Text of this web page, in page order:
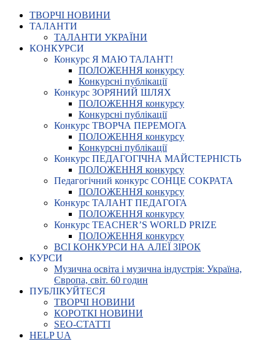
ТВОРЧІ НОВИНИ
ТАЛАНТИ
ТАЛАНТИ УКРАЇНИ
КОНКУРСИ
Конкурс Я МАЮ ТАЛАНТ!
ПОЛОЖЕННЯ конкурсу
Конкурсні публікації
Конкурс ЗОРЯНИЙ ШЛЯХ
ПОЛОЖЕННЯ конкурсу
Конкурсні публікації
Конкурс ТВОРЧА ПЕРЕМОГА
ПОЛОЖЕННЯ конкурсу
Конкурсні публікації
Конкурс ПЕДАГОГІЧНА МАЙСТЕРНІСТЬ
ПОЛОЖЕННЯ конкурсу
Педагогічний конкурс СОНЦЕ СОКРАТА
ПОЛОЖЕННЯ конкурсу
Конкурс ТАЛАНТ ПЕДАГОГА
ПОЛОЖЕННЯ конкурсу
Конкурс TEACHER’S WORLD PRIZE
ПОЛОЖЕННЯ конкурсу
ВСІ КОНКУРСИ НА АЛЕЇ ЗІРОК
КУРСИ
Музична освіта і музична індустрія: Україна,
Європа, світ. 60 годин
ПУБЛІКУЙТЕСЯ
ТВОРЧІ НОВИНИ
КОРОТКІ НОВИНИ
SEO-СТАТТІ
HELP UA